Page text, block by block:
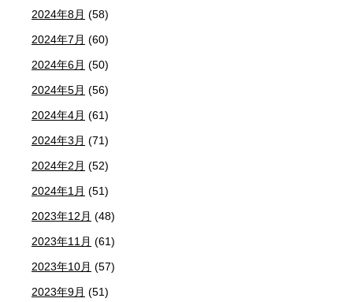
2024年8月 (58)
2024年7月 (60)
2024年6月 (50)
2024年5月 (56)
2024年4月 (61)
2024年3月 (71)
2024年2月 (52)
2024年1月 (51)
2023年12月 (48)
2023年11月 (61)
2023年10月 (57)
2023年9月 (51)